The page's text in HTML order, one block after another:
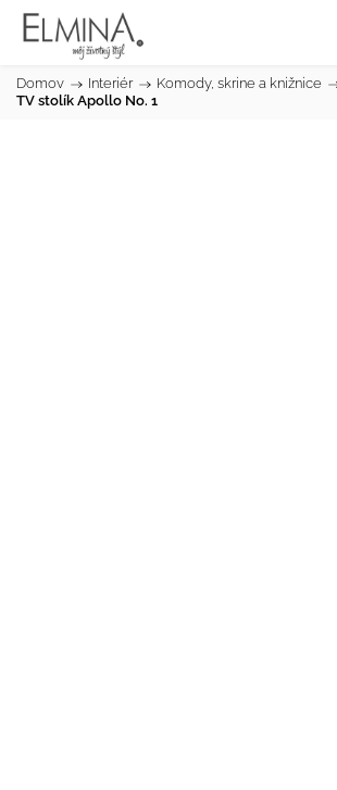
Domov / Interiér / Komody, skrine a knižnice /
TV stolík Apollo No. 1